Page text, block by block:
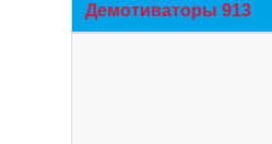
Демотиваторы 913